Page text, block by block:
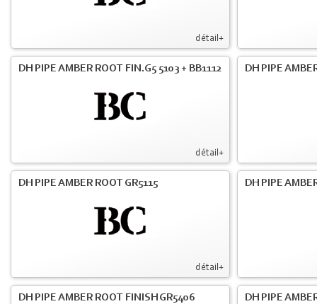
détail+
détail+
DH PIPE AMBER ROOT FIN.G5 5103 + BB1112 DH PIPE
détail+
DH PIPE AMBER ROOT GR5115 DH PIPE
DH PIPE AMBER ROOT FINISH GR5406 DH PIPE